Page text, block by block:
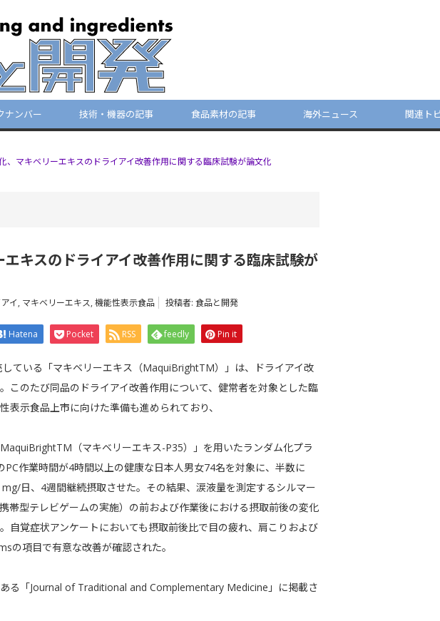
ナンバー 技術・機器の記事 食品素材の記事 海外ニュース 関連ト
、マキベリーエキスのドライアイ改善作用に関する臨床試験が論文化
キスのドライアイ改善作用に関する臨床試験が
イ, マキベリーエキス, 機能性表示食品 投稿者: 食品と開発
Hatena Pocket RSS feedly Pin it
ている「マキベリーエキス（MaquiBrightTM）」は、ドライアイ改
このたび同品のドライアイ改善作用について、健常者を対象とした臨
表示食品上市に向けた準備も進められており、
（マキベリーエキス-P35）」を用いたランダム化プラ
作業時間が4時間以上の健康な日本人男女74名を対象に、半数に
日、4週間継続摂取させた。その結果、涙液量を測定するシルマー
帯型テレビゲームの実施）の前および作業後における摂取前後の変化
自覚症状アンケートにおいても摂取前後比で目の疲れ、肩こりおよび
項目で有意な改善が確認された。
る「Journal of Traditional and Complementary Medicine」に掲載さ